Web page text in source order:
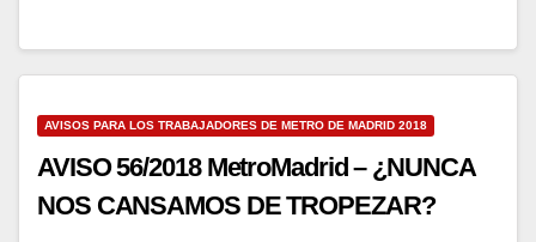
AVISOS PARA LOS TRABAJADORES DE METRO DE MADRID 2018
AVISO 56/2018 MetroMadrid – ¿NUNCA
NOS CANSAMOS DE TROPEZAR?